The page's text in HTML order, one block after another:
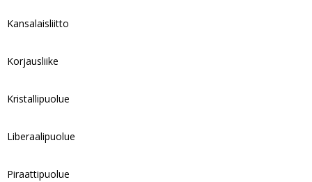
Kansalaisliitto
Korjausliike
Kristallipuolue
Liberaalipuolue
Piraattipuolue